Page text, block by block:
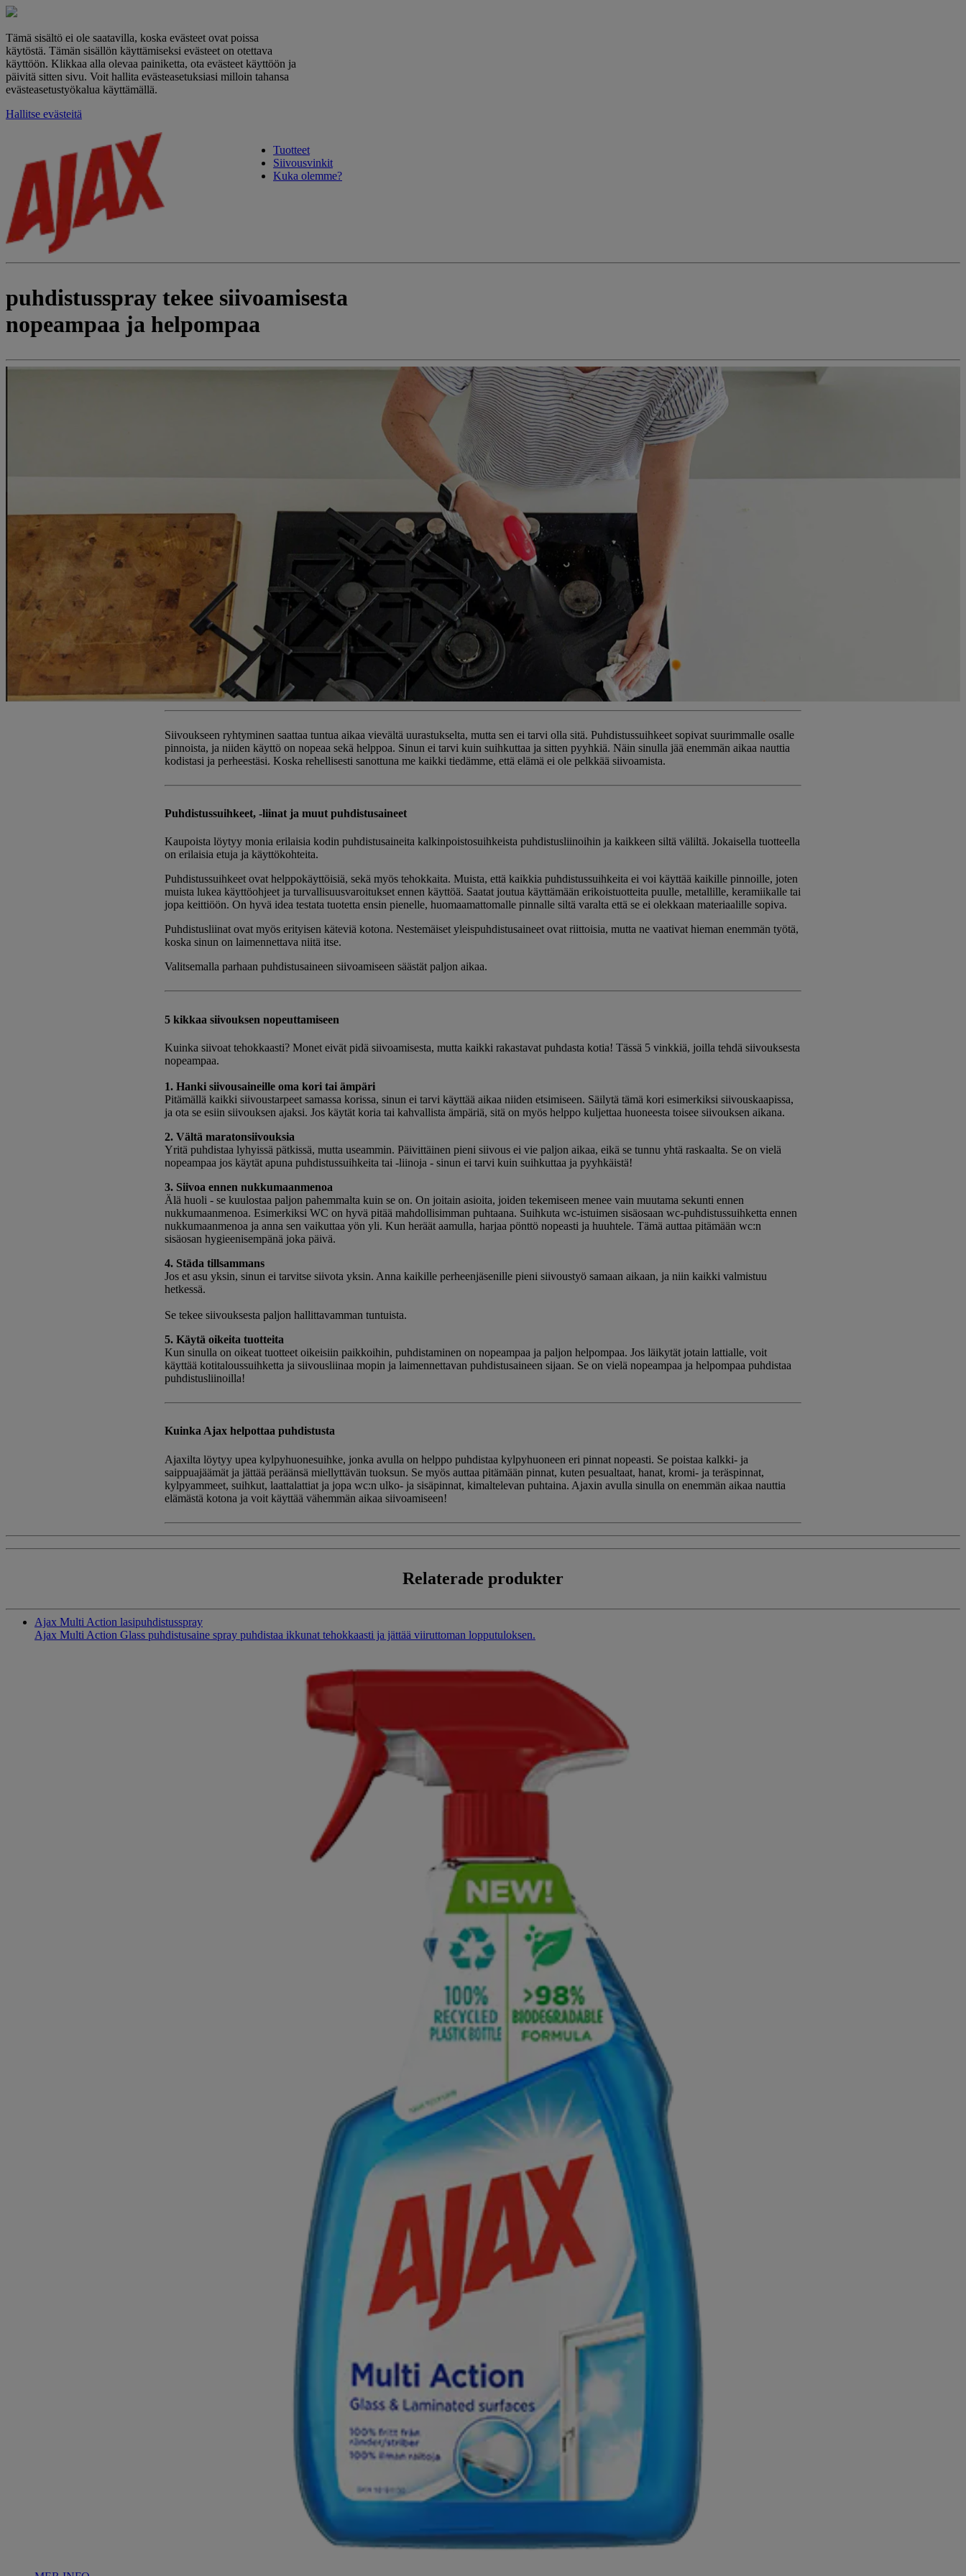
Tämä sisältö ei ole saatavilla, koska evästeet ovat poissa
käytöstä. Tämän sisällön käyttämiseksi evästeet on otettava
käyttöön. Klikkaa alla olevaa painiketta, ota evästeet käyttöön ja
päivitä sitten sivu. Voit hallita evästeasetuksiasi milloin tahansa
evästeasetustyökalua käyttämällä.
Hallitse evästeitä
Tuotteet
Siivousvinkit
Kuka olemme?
puhdistusspray tekee siivoamisesta
nopeampaa ja helpompaa
Siivoukseen ryhtyminen saattaa tuntua aikaa vievältä uurastukselta, mutta sen ei tarvi olla sitä. Puhdistussuihkeet sopivat suurimmalle osalle
pinnoista, ja niiden käyttö on nopeaa sekä helppoa. Sinun ei tarvi kuin suihkuttaa ja sitten pyyhkiä. Näin sinulla jää enemmän aikaa nauttia
kodistasi ja perheestäsi. Koska rehellisesti sanottuna me kaikki tiedämme, että elämä ei ole pelkkää siivoamista.
Puhdistussuihkeet, -liinat ja muut puhdistusaineet
Kaupoista löytyy monia erilaisia ​​kodin puhdistusaineita kalkinpoistosuihkeista puhdistusliinoihin ja kaikkeen siltä väliltä. Jokaisella tuotteella
on erilaisia ​​etuja ja käyttökohteita.
Puhdistussuihkeet ovat helppokäyttöisiä, sekä myös tehokkaita. Muista, että kaikkia puhdistussuihkeita ei voi käyttää kaikille pinnoille, joten
muista lukea käyttöohjeet ja turvallisuusvaroitukset ennen käyttöä. Saatat joutua käyttämään erikoistuotteita puulle, metallille, keramiikalle tai
jopa keittiöön. On hyvä idea testata tuotetta ensin pienelle, huomaamattomalle pinnalle siltä varalta että se ei olekkaan materiaalille sopiva.
Puhdistusliinat ovat myös erityisen käteviä kotona. Nestemäiset yleispuhdistusaineet ovat riittoisia, mutta ne vaativat hieman enemmän työtä,
koska sinun on laimennettava niitä itse.
Valitsemalla parhaan puhdistusaineen siivoamiseen säästät paljon aikaa.
5 kikkaa siivouksen nopeuttamiseen
Kuinka siivoat tehokkaasti? Monet eivät pidä siivoamisesta, mutta kaikki rakastavat puhdasta kotia! Tässä 5 vinkkiä, joilla tehdä siivouksesta
nopeampaa.
1. Hanki siivousaineille oma kori tai ämpäri
Pitämällä kaikki siivoustarpeet samassa korissa, sinun ei tarvi käyttää aikaa niiden etsimiseen. Säilytä tämä kori esimerkiksi siivouskaapissa,
ja ota se esiin siivouksen ajaksi. Jos käytät koria tai kahvallista ämpäriä, sitä on myös helppo kuljettaa huoneesta toisee siivouksen aikana.
2. Vältä maratonsiivouksia
Yritä puhdistaa lyhyissä pätkissä, mutta useammin. Päivittäinen pieni siivous ei vie paljon aikaa, eikä se tunnu yhtä raskaalta. Se on vielä
nopeampaa jos käytät apuna puhdistussuihkeita tai -liinoja - sinun ei tarvi kuin suihkuttaa ja pyyhkäistä!
3. Siivoa ennen nukkumaanmenoa
Älä huoli - se kuulostaa paljon pahemmalta kuin se on. On joitain asioita, joiden tekemiseen menee vain muutama sekunti ennen
nukkumaanmenoa. Esimerkiksi WC on hyvä pitää mahdollisimman puhtaana. Suihkuta wc-istuimen sisäosaan wc-puhdistussuihketta ennen
nukkumaanmenoa ja anna sen vaikuttaa yön yli. Kun heräät aamulla, harjaa pönttö nopeasti ja huuhtele. Tämä auttaa pitämään wc:n
sisäosan hygieenisempänä joka päivä.
4. Städa tillsammans
Jos et asu yksin, sinun ei tarvitse siivota yksin. Anna kaikille perheenjäsenille pieni siivoustyö samaan aikaan, ja niin kaikki valmistuu
hetkessä.
Se tekee siivouksesta paljon hallittavamman tuntuista.
5. Käytä oikeita tuotteita
Kun sinulla on oikeat tuotteet oikeisiin paikkoihin, puhdistaminen on nopeampaa ja paljon helpompaa. Jos läikytät jotain lattialle, voit
käyttää kotitaloussuihketta ja siivousliinaa mopin ja laimennettavan puhdistusaineen sijaan. Se on vielä nopeampaa ja helpompaa puhdistaa
puhdistusliinoilla!
Kuinka Ajax helpottaa puhdistusta
Ajaxilta löytyy upea kylpyhuonesuihke, jonka avulla on helppo puhdistaa kylpyhuoneen eri pinnat nopeasti. Se poistaa kalkki- ja
saippuajäämät ja jättää peräänsä miellyttävän tuoksun. Se myös auttaa pitämään pinnat, kuten pesualtaat, hanat, kromi- ja teräspinnat,
kylpyammeet, suihkut, laattalattiat ja jopa wc:n ulko- ja sisäpinnat, kimaltelevan puhtaina. Ajaxin avulla sinulla on enemmän aikaa nauttia
elämästä kotona ja voit käyttää vähemmän aikaa siivoamiseen!
Relaterade produkter
Ajax Multi Action lasipuhdistusspray
Ajax Multi Action Glass puhdistusaine spray puhdistaa ikkunat tehokkaasti ja jättää viiruttoman lopputuloksen.